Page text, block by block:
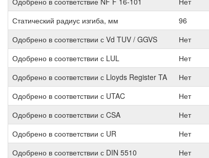
Статический радиус изгиба, мм
96
Одобрено в соответствии с Vd TUV / GGVS
Нет
Одобрено в соответствии с LUL
Нет
Одобрено в соответствии с Lloyds Register TA
Нет
Одобрено в соответствии с UTAC
Нет
Одобрено в соответствии с CSA
Нет
Одобрено в соответствии с UR
Нет
Одобрено в соответствии с DIN 5510
Нет